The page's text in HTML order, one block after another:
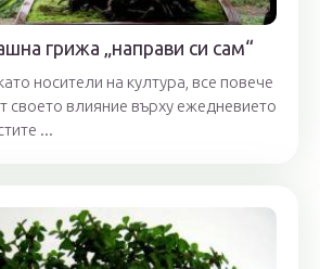
грижа „направи си сам“
носители на култура, все повече
своето влияние върху ежедневието
...